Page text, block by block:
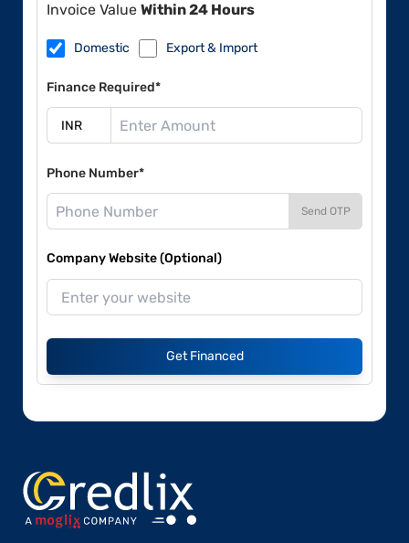
Invoice Value Within 24 Hours
Domestic Export & Import
Finance Required*
Phone Number*
Send OTP
Company Website (Optional)
Get Financed